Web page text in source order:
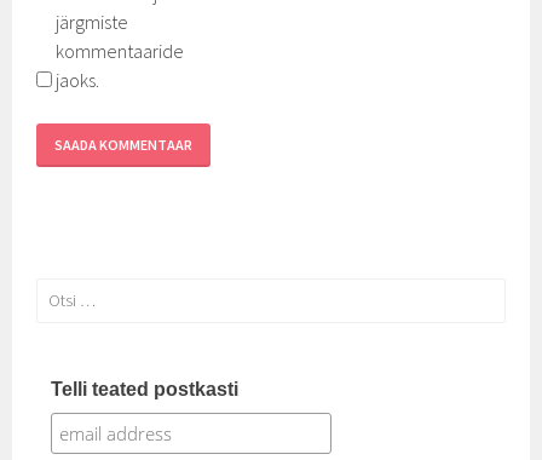
järgmiste
kommentaaride
jaoks.
Otsi:
Telli teated postkasti